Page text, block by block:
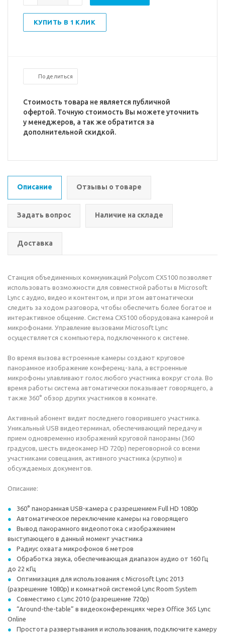
КУПИТЬ В 1 КЛИК
Поделиться
Стоимость товара не является публичной
офертой. Точную стоимость Вы можете уточнить
у менеджеров, а так же обратится за
дополнительной скидкой.
Описание Отзывы о товаре
Задать вопрос Наличие на складе
Доставка
Станция объединенных коммуникаций Polycom CX5100 позволяет
использовать возможности для совместной работы в Microsoft
Lync с аудио, видео и контентом, и при этом автоматически
следить за ходом разговора, чтобы обеспечить более богатое и
интерактивное общение. Система CX5100 оборудована камерой и
микрофонами. Управление вызовами Microsoft Lync
осуществляется с компьютера, подключенного к системе.
Во время вызова встроенные камеры создают круговое
панорамное изображение конференц-зала, а встроенные
микрофоны улавливают голос любого участника вокруг стола. Во
время работы система автоматически показывает говорящего, а
также 360° обзор других участников в комнате.
Активный абонент видит последнего говорившего участника.
Уникальный USB видеотерминал, обеспечивающий передачу и
прием одновременно изображений круговой панорамы (360
градусов, шесть видеокамер HD 720p) переговорной со всеми
участниками совещания, активного участника (крупно) и
обсуждаемых документов.
Описание:
360° панорамная USB-камера с разрешением Full HD 1080p
Автоматическое переключение камеры на говорящего
Вывод панорамного видеопотока с изображением
выступающего в данный момент участника
Радиус охвата микрофонов 6 метров
Обработка звука, обеспечивающая диапазон аудио от 160 Гц
до 22 кГц
Оптимизация для использования с Microsoft Lync 2013
(разрешение 1080p) и комнатной системой Lync Room System
Совместимо с Lync 2010 (разрешение 720p)
“Аround-the-table” в видеоконференциях через Office 365 Lync
Online
Простота развертывания и использования, подключите камеру